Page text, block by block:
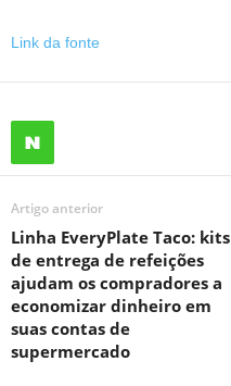
Link da fonte
Artigo anterior
Linha EveryPlate Taco: kits
de entrega de refeições
ajudam os compradores a
economizar dinheiro em
suas contas de
supermercado